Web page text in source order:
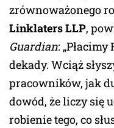
zrównoważonego
Linklaters LLP,
Guardian:
dekady. Wciąż
pracowników, jak
dowód, że liczy się
robienie tego, co